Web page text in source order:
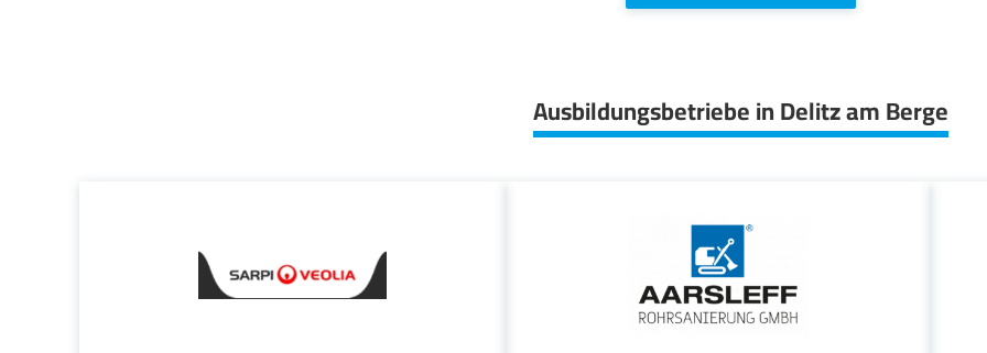
Ausbildungsbetriebe in Delitz am Berge